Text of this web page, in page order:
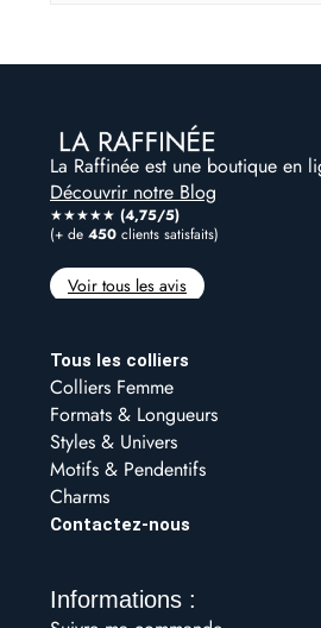
La Raffinée est une boutique en
Découvrir notre Blog
★★★★★ (4,75/5)
(+ de 450 clients satisfaits)
Voir tous les avis
Tous les colliers
Colliers Femme
Formats & Longueurs
Styles & Univers
Motifs & Pendentifs
Charms
Contactez-nous
Informations :